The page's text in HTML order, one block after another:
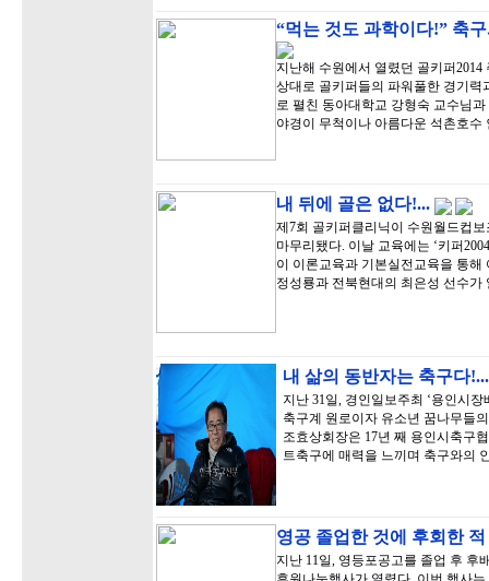
“먹는 것도 과학이다!” 축
지난해 수원에서 열렸던 골키퍼
상대로 골키퍼들의 파워풀한 경기
로 펼친 동아대학교 강형숙 교수님
야경이 무척이나 아름다운 석촌호
내 뒤에 골은 없다!...
제7회 골키퍼클리닉이 수원월드컵
마무리됐다. 이날 교육에는 ‘키퍼
이 이론교육과 기본실전교육을 통
정성룡과 전북현대의 최은성 선수
내 삶의 동반자는 축구다
지난 31일, 경인일보주최 ‘용인시
축구계 원로이자 유소년 꿈나무들
조효상회장은 17년 째 용인시축구
트축구에 매력을 느끼며 축구와의
영공 졸업한 것에 후회한
지난 11일, 영등포공고를 졸업 후 후